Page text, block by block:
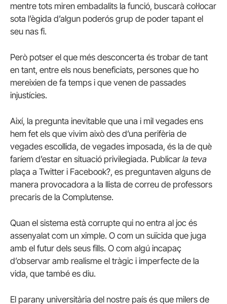
mentre tots miren embadalits la funció, buscarà col·locar
sota l’ègida d’algun poderós grup de poder tapant el
seu nas fi.
Però potser el que més desconcerta és trobar de tant
en tant, entre els nous beneficiats, persones que ho
mereixien de fa temps i que venen de passades
injustícies.
Així, la pregunta inevitable que una i mil vegades ens
hem fet els que vivim això des d’una perifèria de
vegades escollida, de vegades imposada, és la de què
faríem d’estar en situació privilegiada. Publicar la teva
plaça a Twitter i Facebook?, es preguntaven alguns de
manera provocadora a la llista de correu de professors
precaris de la Complutense.
Quan el sistema està corrupte qui no entra al joc és
assenyalat com un ximple. O com un suïcida que juga
amb el futur dels seus fills. O com algú incapaç
d’observar amb realisme el tràgic i imperfecte de la
vida, que també es diu.
El parany universitària del nostre país és que milers de